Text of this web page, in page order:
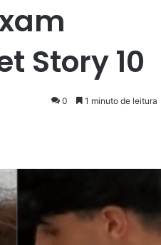
Story 10
0 1 minuto de leitura